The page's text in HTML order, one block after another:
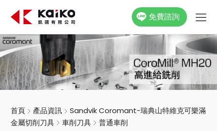
免費諮詢
關於凱國
產品資訊
最新消息
首頁 產品資訊
Sandvik Coromant-瑞典山特維克可樂滿
金屬切削刀具
車削刀具 普通車削